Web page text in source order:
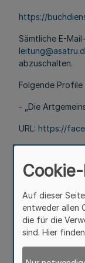
https://
Sämtliche E-
abzuschalten.
Folgende
- „Die
URL: https://
URL:https://
- „Die
URL:https://
- „Brauchtum
URL: https://
Auf dieser
entweder allen
die für die
sind. Hier